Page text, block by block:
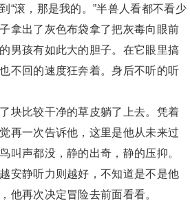
“滚，那是我的。”半兽人看都不看少
拿出了灰色布袋拿了把灰毒向眼前
男孩有如此大的胆子。在它眼里搞
不回的速度狂奔着。身后不听的听
比较干净的草皮躺了上去。凭着
再一次告诉他，这里是他从未来过
叫声都没，静的出奇，静的压抑。
安静听力则越好，不知道是不是他
他再次决定冒险去前面看看。